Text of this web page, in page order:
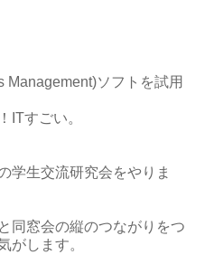
Management)ソフトを試用
ITすごい。
学生交流研究会をやりま
同窓会の縦のつながりをつ
がします。